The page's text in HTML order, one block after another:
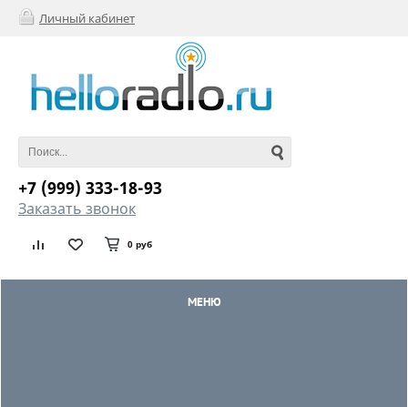
Личный кабинет
+7 (999) 333-18-93
Заказать звонок
0 руб
МЕНЮ